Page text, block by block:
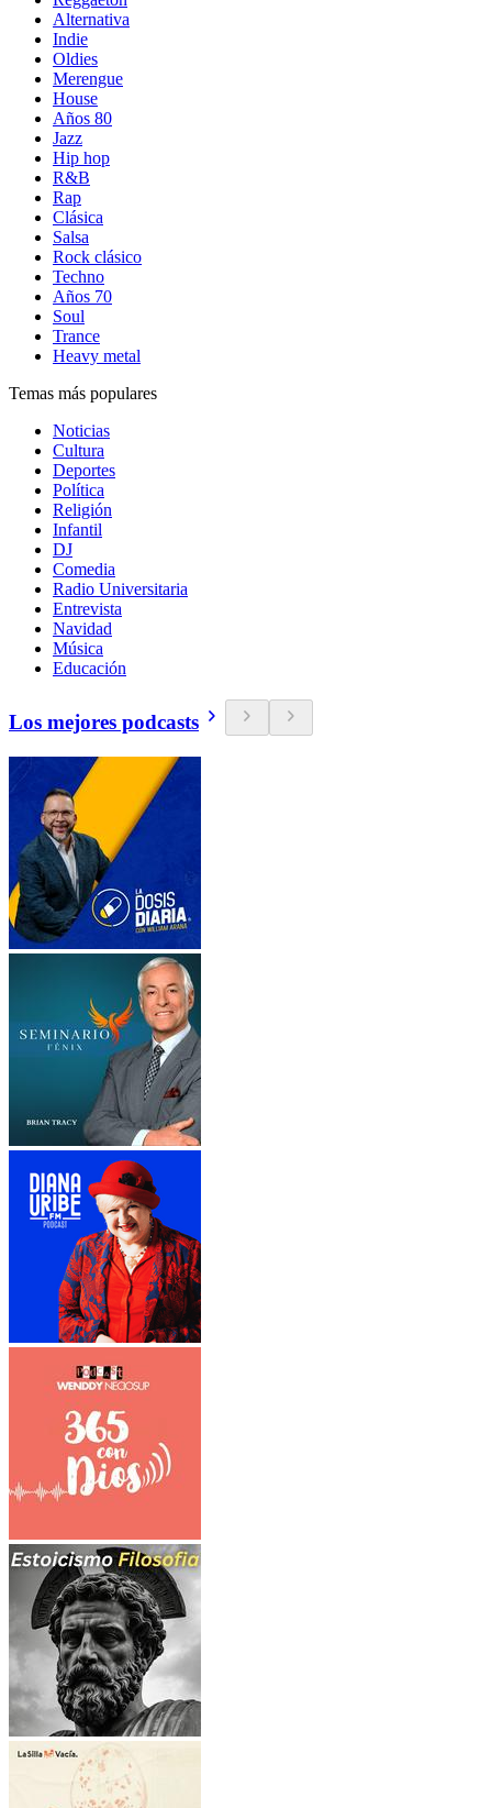
Alternativa
Indie
Oldies
Merengue
House
Años 80
Jazz
Hip hop
R&B
Rap
Clásica
Salsa
Rock clásico
Techno
Años 70
Soul
Trance
Heavy metal
Temas más populares
Noticias
Cultura
Deportes
Política
Religión
Infantil
DJ
Comedia
Radio Universitaria
Entrevista
Navidad
Música
Educación
Los mejores podcasts